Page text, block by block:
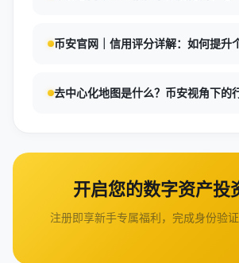
币安官网｜信用评分详解：如何提升
去中心化地图是什么？币安视角下的
开启您的数字资产投
注册即享新手专属福利，完成身份验